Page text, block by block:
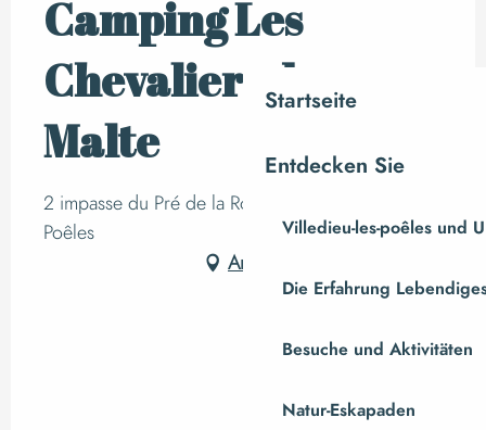
Startseite
Entdecken Sie
Villedieu-les-poêles und
Die Erfahrung
Besuche und Aktivitäten
Natur-Eskapaden
Camping Les
Chevaliers de
Malte
2 impasse du Pré de la Rose, 50800 Villedieu-les-
Poêles
Anfahrt